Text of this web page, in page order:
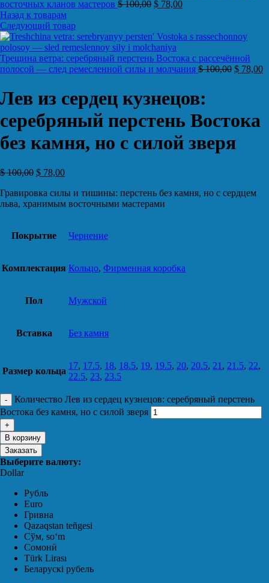
восточных кланов мастеров $100,00 $ 78,00
Назад к товарам
Следующий товар
Трещина ветра: серебряный перстень Востока с рассечённой
полосой — след ремесленной силы и молчания $100,00 $ 78,00
Лев из сердец кузнецов:
серебряный перстень Востока
без камня, но с силой зверя
$100,00 $ 78,00
Гравировка силы и тишины: перстень без камня, но с сердцем
льва, хранимым восточными мастерами
Покрытие Чернение
Комплектация Кольцо, Фирменная коробка
Пол Мужской
Вставка Без камня
Размер кольца
17, 17.5, 18, 18.5, 19, 19.5, 20, 20.5, 21 , 21.5, 22,
22.5, 23, 23.5
Количество Лев из сердец кузнецов: серебряный перстень
Востока без камня, но с силой зверя
В корзину
Заказать
Выберите валюту:
Dollar
Рубль
Euro
Гривна
Qazaqstan teñgesi
Сўм, soʻm
Сомонӣ
Türk Lirası
Беларускі рубель